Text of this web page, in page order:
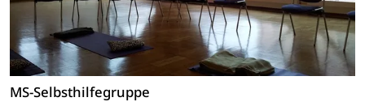
MS-Selbsthilfegruppe